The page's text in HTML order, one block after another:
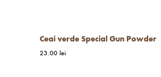
Ceai verde Special Gun Powder
23.00 lei